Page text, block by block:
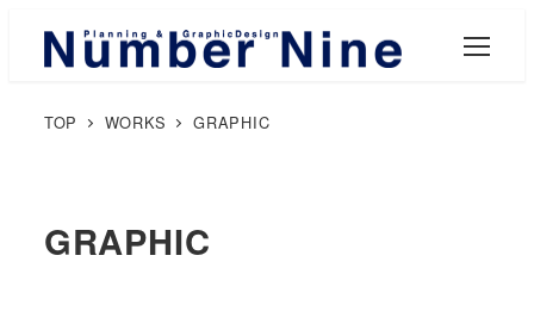
TOP WORKS GRAPHIC
GRAPHIC